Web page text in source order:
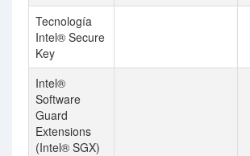
Tecnología
Intel® Secure
Key
Intel®
Software
Guard
Extensions
(Intel® SGX)